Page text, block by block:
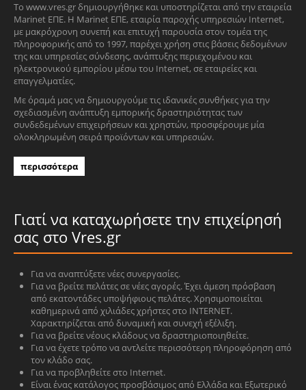
Το www.vres.gr δημιουργήθηκε και υποστηρίζεται από την εταιρεία
Marinet ΕΠΕ. Η Marinet ΕΠΕ, εταιρία παροχής υπηρεσιών Internet,
με μακρόχρονη συνεπή και επιτυχή παρουσία στον τομέα της
πληροφορικής από το 1997, παρέχει χρήση στις βάσεις δεδομένων
της και υπηρεσίες σύνδεσης, ανάπτυξης περιεχομένου και
ηλεκτρονικού εμπορίου μέσω του Internet, σε εταιρείες και
επαγγελματίες.
Με όραμά μας να δημιουργούμε τις ιδανικές συνθήκες για την
σχεδιασμένη ανάπτυξη εμπορικής δραστηριότητας των
συνδεδεμένων επιχειρήσεων και χρηστών, προσφέρουμε μία
ολοκληρωμένη σειρά προϊόντων και υπηρεσιών.
περισσότερα
Γιατί να καταχωρήσετε την επιχείρησή
σας στο Vres.gr
Για να αναπτύξετε νέες συνεργασίες.
Για να βρείτε πελάτες σε νέες αγορές. Έχει άμεση πρόσβαση
από εκατοντάδες υποψήφιους πελάτες. Χρησιμοποιείται
καθημερινά από χιλιάδες χρήστες στο INTERNET.
Χαρακτηρίζεται από δυναμική και συνεχή εξέλιξη.
Για να βρείτε νέους κλάδους να δραστηριοποιηθείτε.
Για να έχετε τρόπο να αντλείτε περισσότερη πληροφόρηση από
τον κλάδο σας.
Για να προβληθείτε στο Internet.
Είναι ένας κατάλογος προσβάσιμος από Ελλάδα και Εξωτερικό